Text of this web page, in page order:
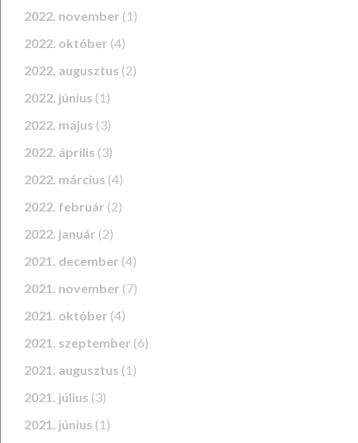
2022. november (1)
2022. október (4)
2022. augusztus (2)
2022. június (1)
2022. május (3)
2022. április (3)
2022. március (4)
2022. február (2)
2022. január (2)
2021. december (4)
2021. november (7)
2021. október (4)
2021. szeptember (6)
2021. augusztus (1)
2021. július (3)
2021. június (1)